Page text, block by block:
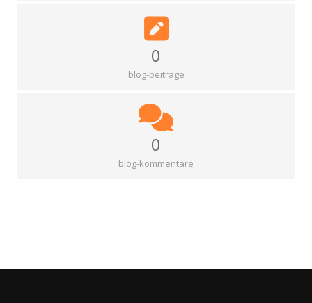
0
blog-beiträge
0
blog-kommentare